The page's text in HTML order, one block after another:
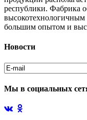
республики. Фабрика
большим опытом и
Новости
Мы в социальных